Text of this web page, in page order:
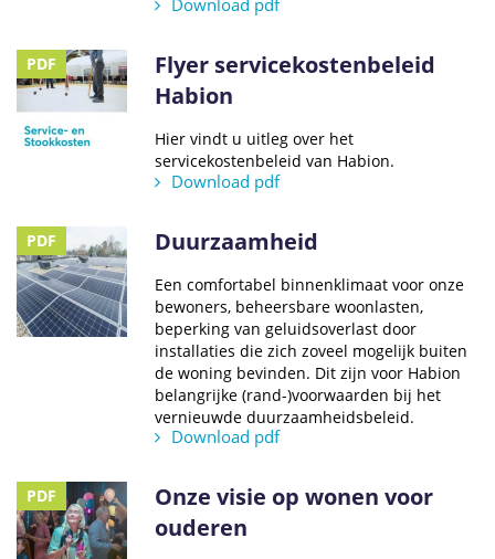
Download pdf
PDF
Flyer servicekostenbeleid
Habion
Hier vindt u uitleg over het
servicekostenbeleid van Habion.
Download pdf
PDF Duurzaamheid
Een comfortabel binnenklimaat voor onze
bewoners, beheersbare woonlasten,
beperking van geluidsoverlast door
installaties die zich zoveel mogelijk buiten
de woning bevinden. Dit zijn voor Habion
belangrijke (rand-)voorwaarden bij het
vernieuwde duurzaamheidsbeleid.
Download pdf
PDF
Onze visie op wonen voor
ouderen